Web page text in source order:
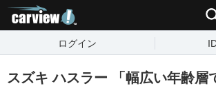
ログイン
スズキ ハスラー 「幅広い年齢層